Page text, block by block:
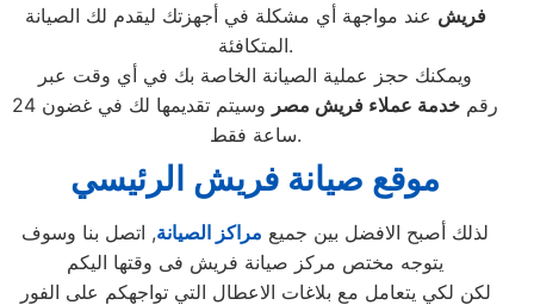
فريش عند مواجهة أي مشكلة في أجهزتك ليقدم لك الصيانة
المتكافئة.
ويمكنك حجز عملية الصيانة الخاصة بك في أي وقت عبر
رقم خدمة عملاء فريش مصر
وسيتم تقديمها لك في غضون 24
ساعة فقط.
موقع صيانة فريش الرئيسي
لذلك أصبح الافضل بين جميع مراكز الصيانة, اتصل بنا وسوف
يتوجه مختص مركز صيانة فريش فى وقتها اليكم
لكن لكي يتعامل مع بلاغات الاعطال التي تواجهكم على الفور